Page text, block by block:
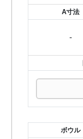
A寸法
-
ボウル